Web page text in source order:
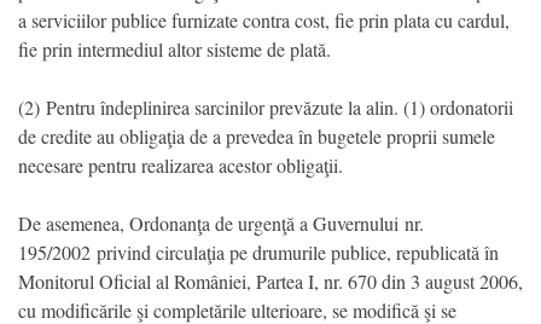
a serviciilor publice furnizate contra cost, fie prin plata cu cardul,
fie prin intermediul altor sisteme de plată.
(2) Pentru îndeplinirea sarcinilor prevăzute la alin. (1) ordonatorii
de credite au obligaţia de a prevedea în bugetele proprii sumele
necesare pentru realizarea acestor obligaţii.
De asemenea, Ordonanţa de urgenţă a Guvernului nr.
195/2002 privind circulaţia pe drumurile publice, republicată în
Monitorul Oficial al României, Partea I, nr. 670 din 3 august 2006,
cu modificările şi completările ulterioare, se modifică şi se